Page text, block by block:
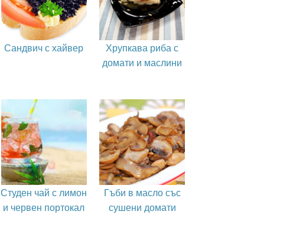
Сандвич с хайвер
Хрупкава риба с
домати и маслини
Студен чай с лимон
и червен портокал
Гъби в масло със
сушени домати